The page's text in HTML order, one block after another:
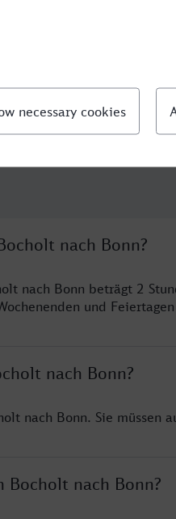
nach Bonn?
nach Bonn beträgt 2
und
nach Bonn?
nach Bonn. Sie müssen
Bocholt nach Bonn?